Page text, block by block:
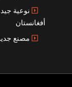
نوعية
أفغانستان
مصنع